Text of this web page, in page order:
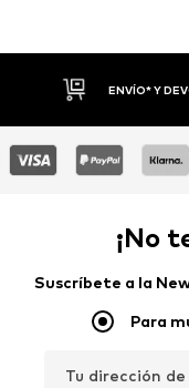
¡No
Suscríbete a la
Para
Tu dirección